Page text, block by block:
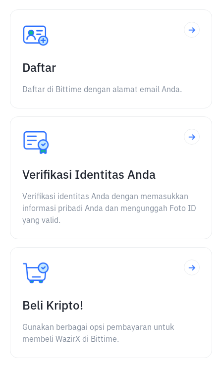
Daftar
Daftar di Bittime dengan alamat email Anda.
Verifikasi Identitas Anda
Verifikasi identitas Anda dengan memasukkan
informasi pribadi Anda dan mengunggah Foto ID
yang valid.
Beli Kripto!
Gunakan berbagai opsi pembayaran untuk
membeli WazirX di Bittime.